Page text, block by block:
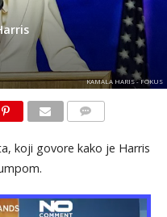
KAMALA HARIS - FOKUS
koji govore kako je Harris